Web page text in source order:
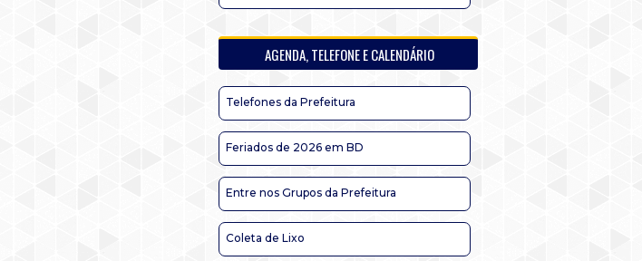
AGENDA, TELEFONE E CALENDÁRIO
Telefones da Prefeitura
Feriados de 2026 em BD
Entre nos Grupos da Prefeitura
Coleta de Lixo